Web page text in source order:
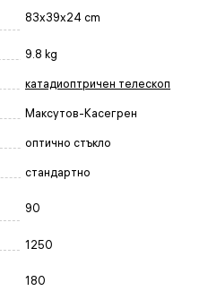
83x39x24 cm
9.8 kg
катадиоптричен телескоп
Максутов-Касегрен
оптично стъкло
стандартно
90
1250
180